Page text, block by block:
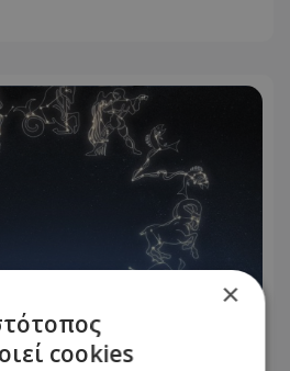
×
cookies